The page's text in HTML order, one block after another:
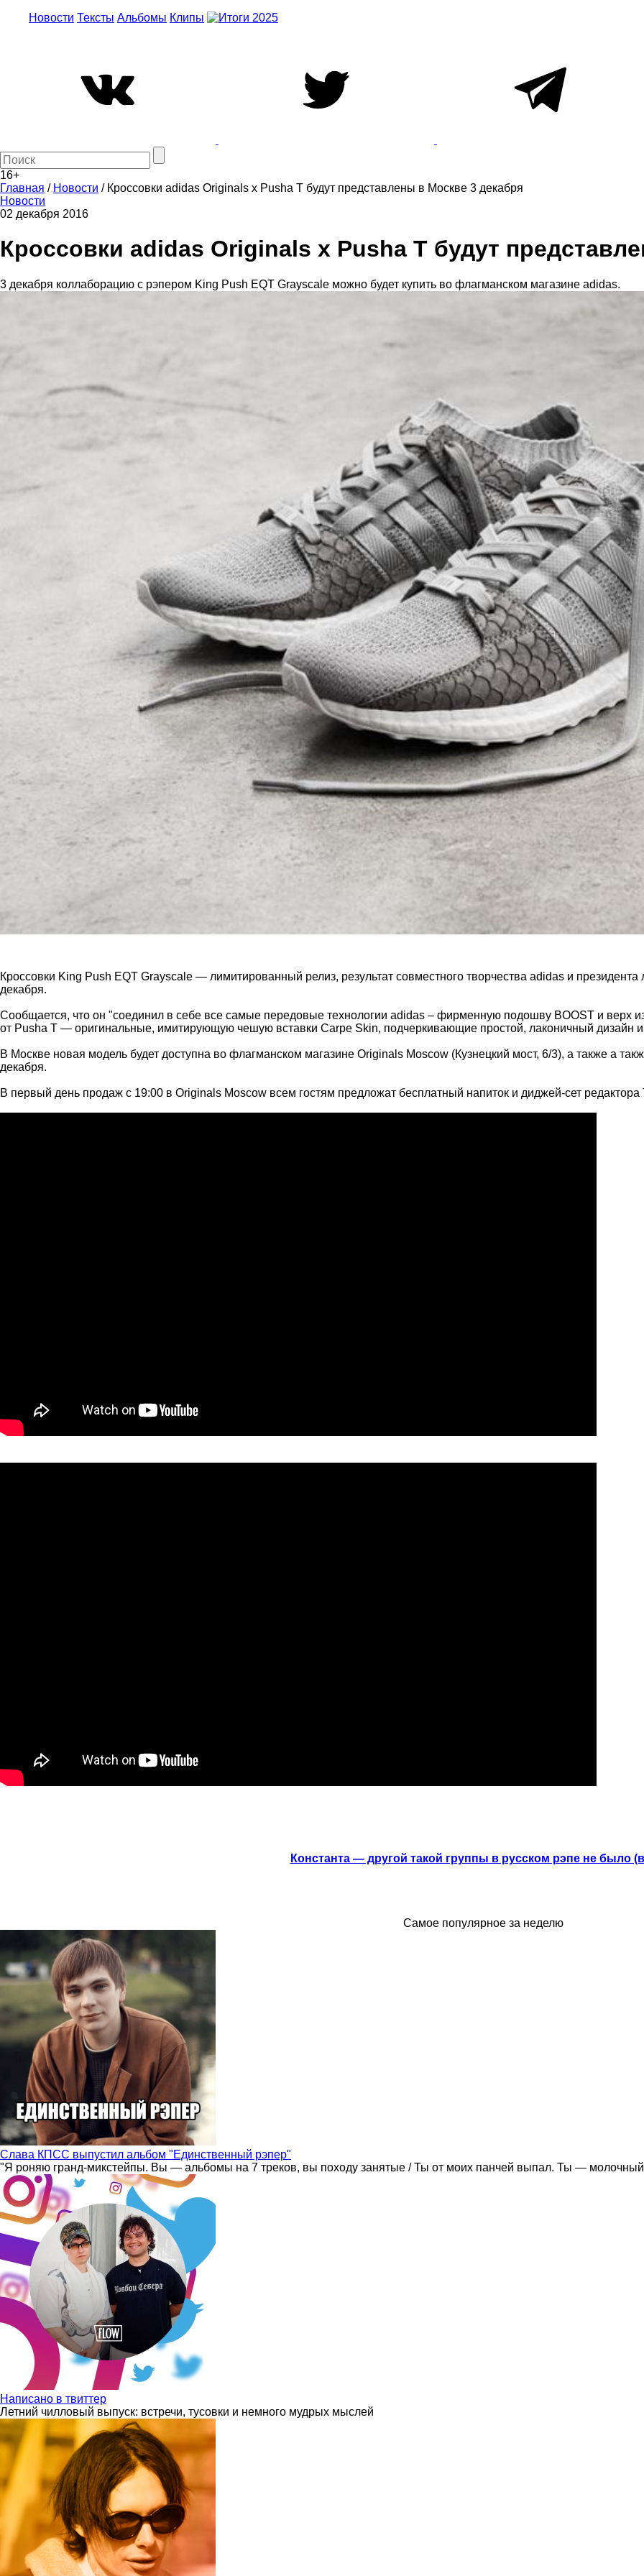
Новости Тексты Альбомы Клипы
16+
Главная / Новости / Кроссовки adidas Originals х Pusha T будут представлены в Москве 3 декабря
Новости
02 декабря 2016
Кроссовки adidas Originals х Pusha T будут
3 декабря коллаборацию с рэпером King Push EQT Grayscale можно будет купить во флагманском магазине adidas.
Кроссовки King Push EQT Grayscale — лимитированный релиз, результат совместного творчества adidas и
декабря.
Сообщается, что он "соединил в себе все самые передовые технологии adidas – фирменную подошву BOOST и верх
от Pusha T — оригинальные, имитирующую чешую вставки Carpe Skin, подчеркивающие простой, лаконичный дизайн
В Москве новая модель будет доступна во флагманском магазине Originals Moscow (Кузнецкий мост, 6/3), а также а
декабря.
В первый день продаж с 19:00 в Originals Moscow всем гостям предложат бесплатный напиток и диджей-сет
Константа — другой такой группы в русском рэпе не было
Самое популярное за неделю
Слава КПСС выпустил альбом "Единственный рэпер"
"Я роняю гранд-микстейпы. Вы — альбомы на 7 треков, вы походу занятые / Ты от моих панчей выпал. Ты —
Написано в твиттер
Летний чилловый выпуск: встречи, тусовки и немного мудрых мыслей